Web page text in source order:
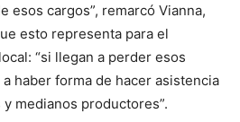
esos cargos”, remarcó Vianna,
esto representa para el
“si llegan a perder esos
haber forma de hacer asistencia
medianos productores”.